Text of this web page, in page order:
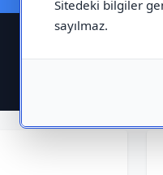
Sitedeki bilgiler
sayılmaz.